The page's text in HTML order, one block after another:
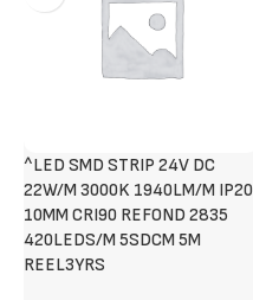
^LED SMD STRIP 24V DC
22W/M 3000K 1940LM/M IP20
10MM CRI90 REFOND 2835
420LEDS/M 5SDCM 5M
REEL3YRS